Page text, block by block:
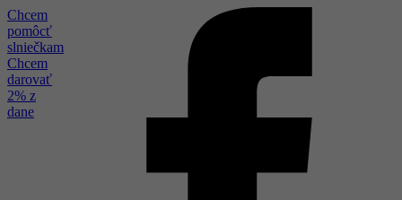
Chcem
pomôcť
slniečkam
Chcem
darovať
2% z
dane